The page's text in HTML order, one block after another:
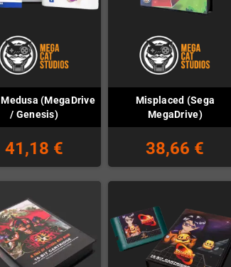
(MegaDrive
/ Genesis)
41,18 €
Misplaced (Sega
MegaDrive)
38,66 €